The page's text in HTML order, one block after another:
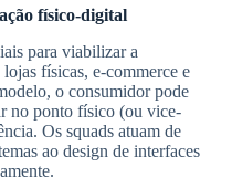
físico-digital
para viabilizar a
físicas, e-commerce e
o consumidor pode
no ponto físico (ou vice-
Os squads atuam de
ao design de interfaces